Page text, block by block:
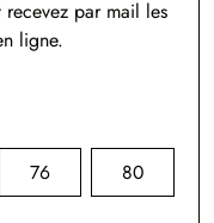
recevez par mail les
ligne.
76 80